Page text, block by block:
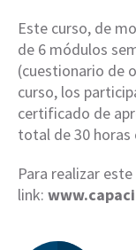
Este curso, de
de 6 módulos
(cuestionario de
curso, los
certificado de
total de 30 horas
Para realizar
link: